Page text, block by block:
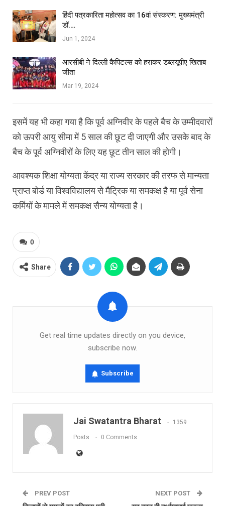
हिंदी पत्रकारिता महोत्सव का 16वां संस्करण: मुख्यमंत्री
डॉ.…
Jun 1, 2024
आरसीबी ने दिल्ली कैपिटल्स को हराकर डब्लयूपीए खिताब
जीता
Mar 19, 2024
इसमें यह भी कहा गया है कि पूर्व अग्निवीर के पहले बैच के उम्मीदवारों
को ऊपरी आयु सीमा में 5 साल की छूट दी जाएगी और उसके बाद के
बैच के पूर्व अग्निवीरों के लिए यह छूट तीन साल की होगी।
आवश्यक शिक्षा योग्यता केंद्र या राज्य सरकार की तरफ से मान्यता
प्राप्त बोर्ड या विश्वविद्यालय से मैट्रिक या समकक्ष है या पूर्व सेना
कर्मियों के मामले में समकक्ष सैन्य योग्यता है।
0
Share
Get real time updates directly on you device,
subscribe now.
Subscribe
Jai Swatantra Bharat 1359
Posts 0 Comments
PREV POST NEXT POST